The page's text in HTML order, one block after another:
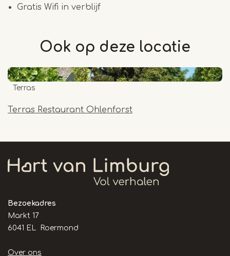
Gratis Wifi in verblijf
Ook op deze locatie
Terras Restaurant Ohlenforst
Terras
Bezoekadres
Markt 17
6041 EL Roermond
Handige
Over ons